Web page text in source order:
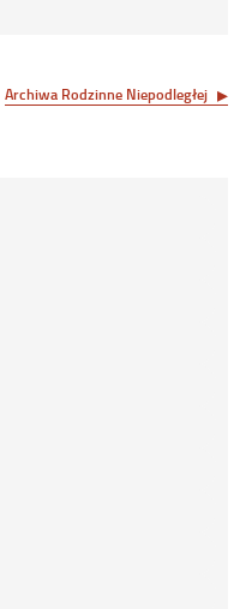
Archiwa Rodzinne Niepodległej